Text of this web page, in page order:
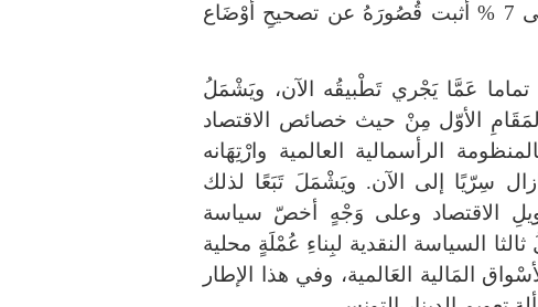
7 %
أثبت قُصُورَهُ عن تصحيحِ أوْضَاع
عَمَّا يَجْري تَطْبيقُه الآن، ويَشْمَلُ
المَقَامِ الأوّل مِنْ حيث خصائص الاقتصاد
الرأسمالية العالمية وارْتِهَانه
سِرّيًا إلى الآن. ويَشْمَلَ تَبَعًا لذلك
الاقتصاد وعلى وَجْهٍ أخصّ سياسة
السياسة النقدية لبِناءِ عُمْلَةٍ محلية
المَالية العَالمية، وفي هذا الإطار